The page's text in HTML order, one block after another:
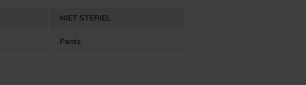
NIET STERIEL
Pants